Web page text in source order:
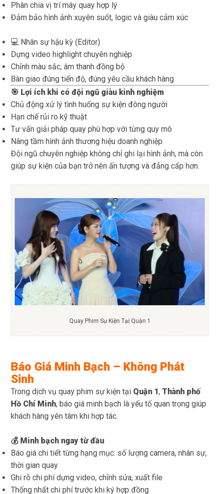
Phân chia vị trí máy quay hợp lý
Đảm bảo hình ảnh xuyên suốt, logic và giàu cảm xúc
💻 Nhân sự hậu kỳ (Editor)
Dựng video highlight chuyên nghiệp
Chỉnh màu sắc, âm thanh đồng bộ
Bàn giao đúng tiến độ, đúng yêu cầu khách hàng
🎯 Lợi ích khi có đội ngũ giàu kinh nghiệm
Chủ động xử lý tình huống sự kiện đông người
Hạn chế rủi ro kỹ thuật
Tư vấn giải pháp quay phù hợp với từng quy mô
Nâng tầm hình ảnh thương hiệu doanh nghiệp
Đội ngũ chuyên nghiệp không chỉ ghi lại hình ảnh, mà còn
giúp sự kiện của bạn trở nên ấn tượng và đẳng cấp hơn.
Quay Phim Sự Kiện Tại Quận 1
Báo Giá Minh Bạch – Không Phát
Sinh
Trong dịch vụ quay phim sự kiện tại Quận 1,Thành phố
Hồ Chí Minh, báo giá minh bạch là yếu tố quan trọng giúp
khách hàng yên tâm khi hợp tác.
💰 Minh bạch ngay từ đầu
Báo giá chi tiết từng hạng mục: số lượng camera, nhân sự,
thời gian quay
Ghi rõ chi phí dựng video, chỉnh sửa, xuất file
Thống nhất chi phí trước khi ký hợp đồng